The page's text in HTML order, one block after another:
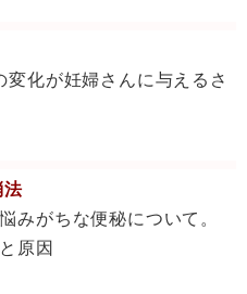
変化が妊婦さんに与えるさ
法
みがちな便秘について。
原因